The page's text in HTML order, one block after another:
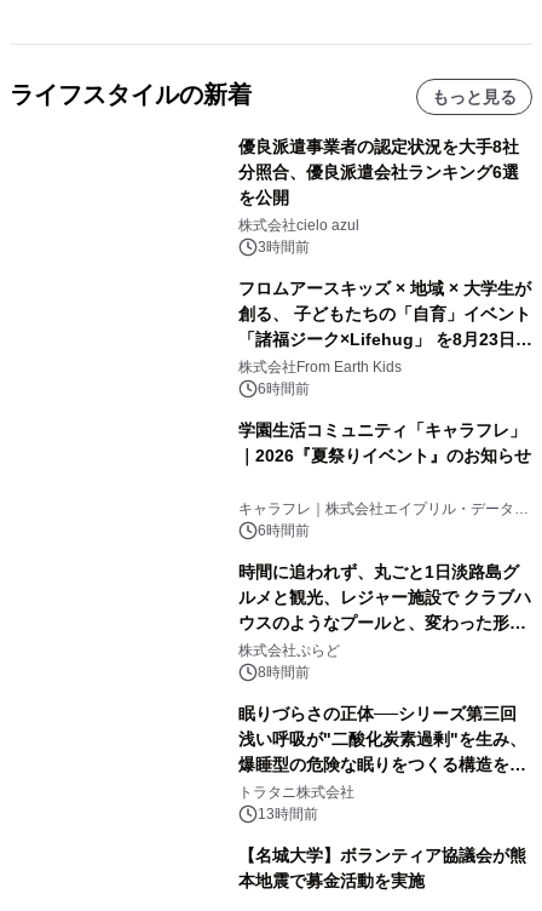
ライフスタイルの新着 もっと見る
優良派遣事業者の認定状況を大手8社
分照合、優良派遣会社ランキング6選
を公開
株式会社cielo azul
3時間前
フロムアースキッズ × 地域 × 大学生が
創る、 子どもたちの「自育」イベント
「諸福ジーク×Lifehug」 を8月23日
(日)開催
株式会社From Earth Kids
6時間前
学園生活コミュニティ「キャラフレ」
｜2026『夏祭りイベント』のお知らせ
キャラフレ｜株式会社エイプリル・データ・
デザインズ
6時間前
時間に追われず、丸ごと1日淡路島グ
ルメと観光、レジャー施設で クラブハ
ウスのようなプールと、変わった形の
サウナも 「THE BOXY AWAJI」のお
得な素泊まり連泊プランで
株式会社ぷらど
8時間前
眠りづらさの正体──シリーズ第三回
浅い呼吸が"二酸化炭素過剰"を生み、
爆睡型の危険な眠りをつくる構造を解
説
トラタニ株式会社
13時間前
【名城大学】ボランティア協議会が熊
本地震で募金活動を実施